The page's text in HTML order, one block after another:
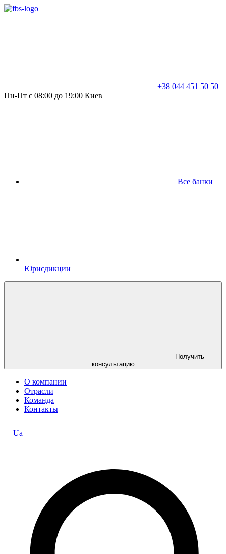
+38 044 451 50 50
Пн-Пт с 08:00 до 19:00 Киев
Все банки
Юрисдикции
Получить
консультацию
О компании
Отрасли
Команда
Контакты
Ua